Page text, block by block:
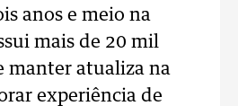
anos e meio na
mais de 20 mil
manter atualiza na
experiência de